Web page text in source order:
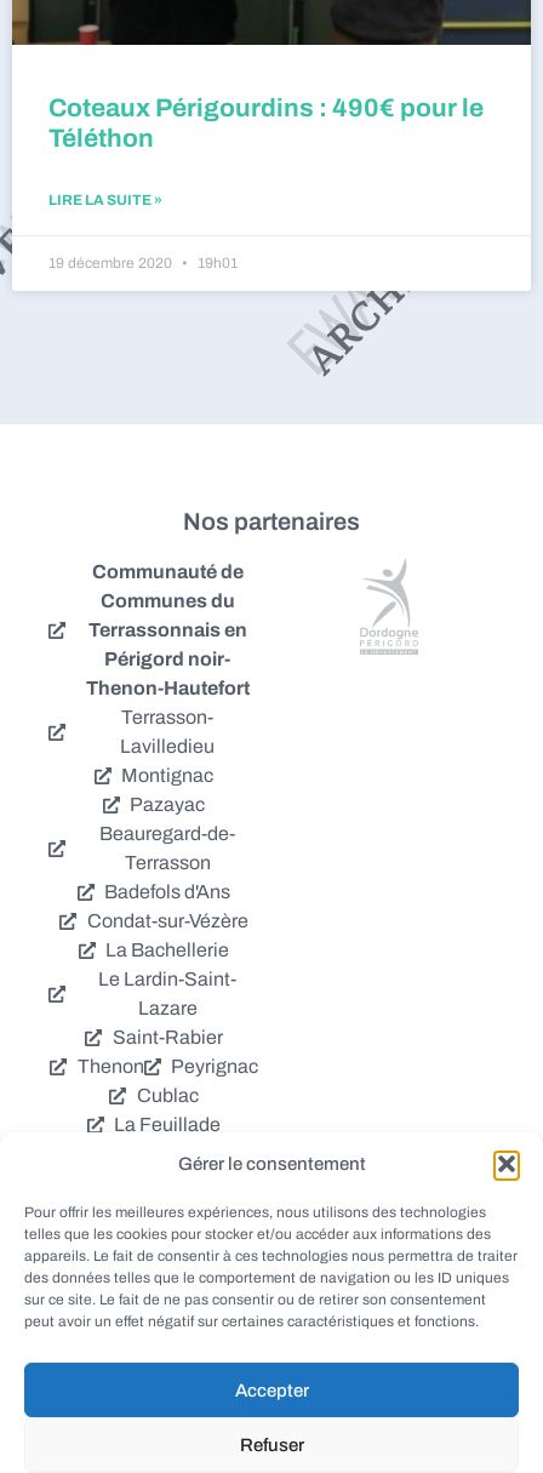
Gérer le consentement
Pour offrir les meilleures expériences, nous utilisons des technologies
telles que les cookies pour stocker et/ou accéder aux informations des
appareils. Le fait de consentir à ces technologies nous permettra de traiter
des données telles que le comportement de navigation ou les ID uniques
sur ce site. Le fait de ne pas consentir ou de retirer son consentement
peut avoir un effet négatif sur certaines caractéristiques et fonctions.
Accepter
Refuser
Coteaux Périgourdins : 490€ pour le
Téléthon
LIRE LA SUITE »
19 décembre 2020 19h01
Nos partenaires
Communauté de
Communes du
Terrassonnais en
Périgord noir-
Thenon-Hautefort
Terrasson-
Lavilledieu
Montignac
Pazayac
Beauregard-de-
Terrasson
Badefols d'Ans
Condat-sur-Vézère
La Bachellerie
Le Lardin-Saint-
Lazare
Saint-Rabier
Thenon
Peyrignac
Cublac
La Feuillade
Chavagnac
Coly
Grèzes
Aubas
Villac
Azerat
Ladornac
Tourtoirac